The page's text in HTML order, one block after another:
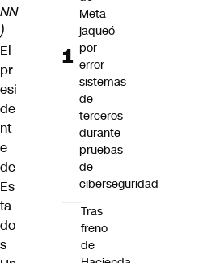
NN
) –
El
pr
esi
de
nt
e
de
Es
ta
do
s
Meta
jaqueó
por
error
sistemas
de
terceros
durante
pruebas
de
ciberseguridad
Tras
freno
de